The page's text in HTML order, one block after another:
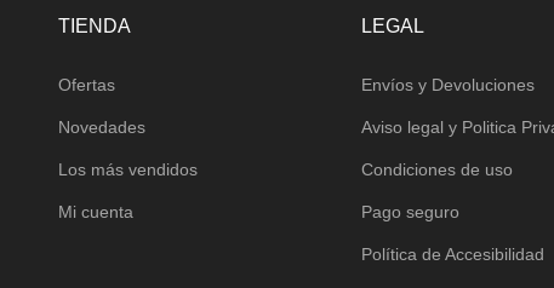
TIENDA
Ofertas
Novedades
Los más vendidos
Mi cuenta
LEGAL
Envíos y Devoluciones
Aviso legal y Politica
Condiciones de uso
Pago seguro
Política de Accesibilidad